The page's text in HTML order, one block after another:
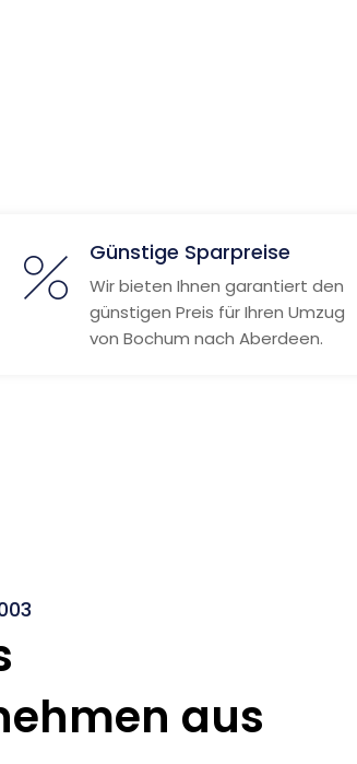
Günstige Sparpreise
Wir bieten Ihnen garantiert den
günstigen Preis für Ihren Umzug
von Bochum nach Aberdeen.
aus